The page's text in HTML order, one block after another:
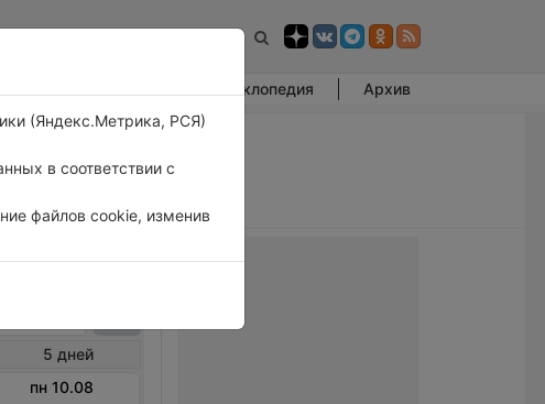
Энциклопедия Архив
5 дней
пн 10.08
(Яндекс.Метрика, РСЯ)
в соответствии с
файлов cookie, изменив